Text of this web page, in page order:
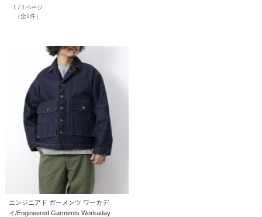
1 / 1ページ
（全1件）
エンジニアド ガーメンツ ワーカデ
イ/Engineered Garments Workaday